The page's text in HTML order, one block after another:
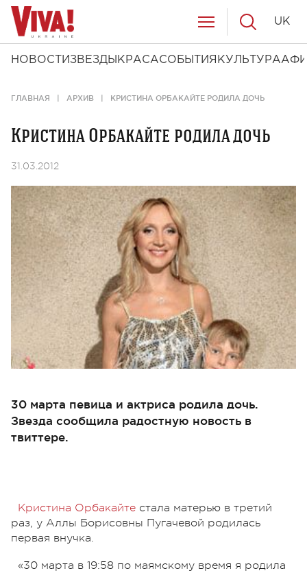
НОВОСТИ ЗВЕЗДЫ КРАСАСОБЫТИЯ КУЛЬТУРА
UK
ГЛАВНАЯ АРХИВ КРИСТИНА ОРБАКАЙТЕ РОДИЛА ДОЧЬ
Кристина Орбакайте родила дочь
31.03.2012
30 марта певица и актриса родила дочь.
Звезда сообщила радостную новость в
твиттере.
Кристина Орбакайте стала матерью в третий
раз, у Аллы Борисовны Пугачевой родилась
первая внучка.
«30 марта в 19:58 по маямскому время я родила